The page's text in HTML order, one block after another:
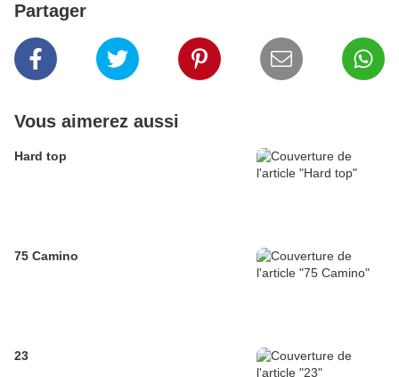
Partager
Vous aimerez aussi
Hard top
75 Camino
23